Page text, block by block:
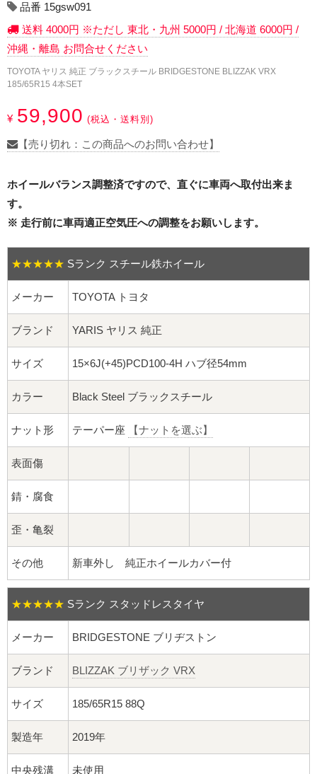
13インチ：夏タイヤホイール
14インチ：夏タイヤホイール
15インチ：夏タイヤホイール
16インチ：夏タイヤホイール
17インチ：夏タイヤホイール
19インチ：夏タイヤホイール
20インチ：夏タイヤホイール
ホイールナット
ショート平面ナット
球面座ナット
ロング球面ナット
ショート球面ナット
貫通ナット
袋ナット
ロング袋ナット
ショート袋ナット
スチール鉄ホイール
持ち込み交換工賃
品番 15gsw091
送料 4000円 ※ただし 東北・九州 5000円 / 北海道 6000円 /
沖縄・離島 お問合せください
TOYOTA ヤリス 純正 ブラックスチール BRIDGESTONE BLIZZAK VRX
185/65R15 4本SET
¥ 59,900 (税込・送料別)
【売り切れ：この商品へのお問い合わせ】
ホイールバランス調整済ですので、直ぐに車両へ取付出来ま
す。
※ 走行前に車両適正空気圧への調整をお願いします。
★★★★★ Sランク スチール鉄ホイール
メーカー TOYOTA トヨタ
ブランド YARIS ヤリス 純正
サイズ 15×6J(+45)PCD100-4H ハブ径54mm
カラー Black Steel ブラックスチール
ナット形 テーパー座 【ナットを選ぶ】
表面傷
錆・腐食
歪・亀裂
その他 新車外し 純正ホイールカバー付
★★★★★ Sランク スタッドレスタイヤ
メーカー BRIDGESTONE ブリヂストン
ブランド BLIZZAK ブリザック VRX
サイズ 185/65R15 88Q
製造年 2019年
中央残溝 未使用